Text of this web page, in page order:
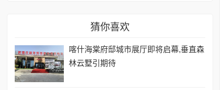
猜你喜欢
喀什海棠府邸城市展厅即将启幕,垂直森
林云墅引期待